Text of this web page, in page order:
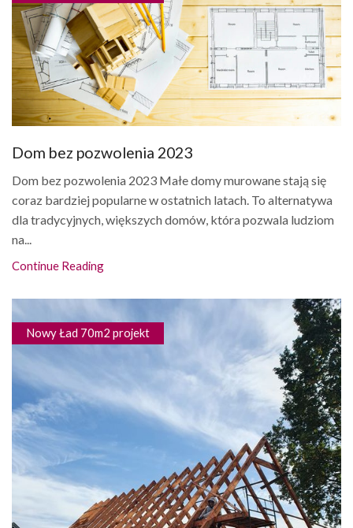
Dom bez pozwolenia 2023
Dom bez pozwolenia 2023 Małe domy murowane stają się
coraz bardziej popularne w ostatnich latach. To alternatywa
dla tradycyjnych, większych domów, która pozwala ludziom
na...
Continue Reading
Nowy Ład 70m2 projekt